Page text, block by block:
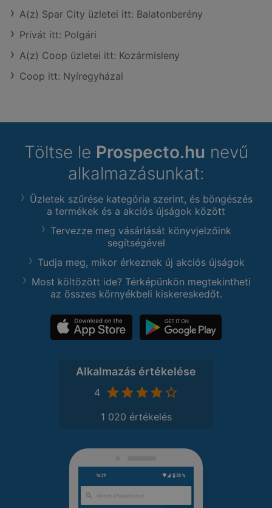
A(z) Spar City üzletei itt: Balatonberény
Privát itt: Polgári
A(z) Coop üzletei itt: Kozármisleny
Coop itt: Nyíregyházai
Töltse le Prospecto.hu nevű
alkalmazásunkat:
Üzletek szűrése kategória szerint, és böngészés
a termékek és a akciós újságok között
Tervezze meg vásárlását könyvjelzőink
segítségével
Tudja meg, mikor érkeznek új akciós újságok
Most költözött ide? Térképünkön megtekintheti
az összes környékbeli kiskereskedőt.
Alkalmazás értékelése
4
1 020 értékelés